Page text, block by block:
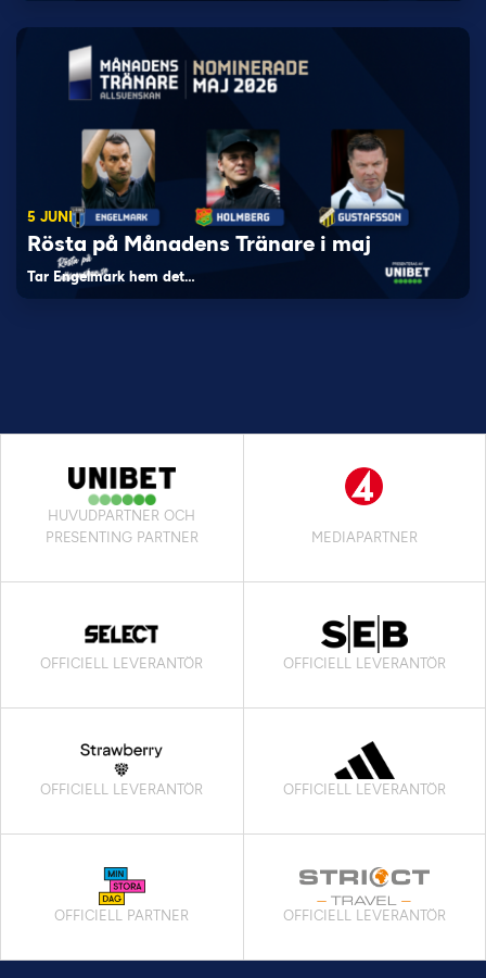
5 JUNI
Rösta på Månadens Tränare i maj
Tar Engelmark hem det…
HUVUDPARTNER OCH
PRESENTING PARTNER
MEDIAPARTNER
OFFICIELL LEVERANTÖR OFFICIELL LEVERANTÖR
OFFICIELL LEVERANTÖR OFFICIELL LEVERANTÖR
OFFICIELL PARTNER OFFICIELL LEVERANTÖR